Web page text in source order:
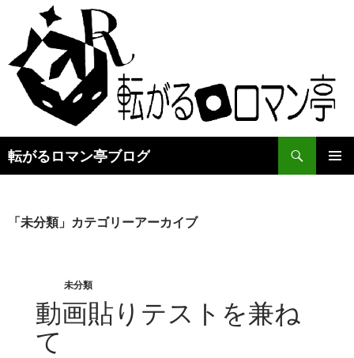
転がるロマン亭ブログ
検
索
ン「未分類」カテゴリーアーカイブ
未分類
動画貼りテストを兼ね
て